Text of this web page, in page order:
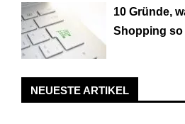
10 Gründe,
Shopping
NEUESTE ARTIKEL